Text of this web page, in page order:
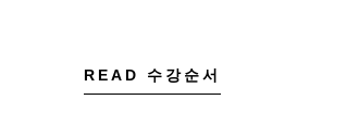
READ 수강순서